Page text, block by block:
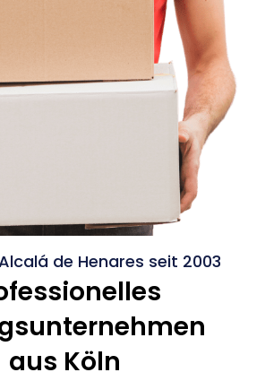
de Henares seit 2003
aus Köln